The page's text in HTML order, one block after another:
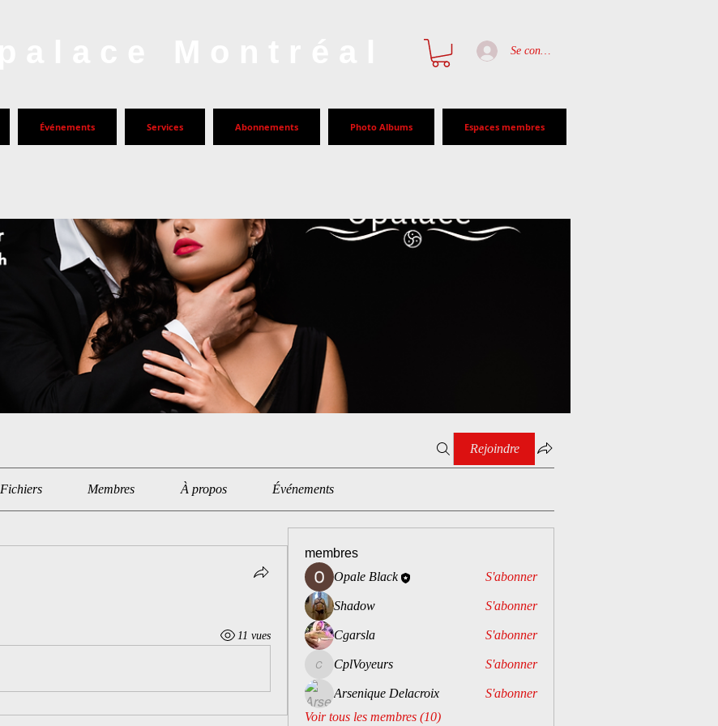
Se connecter
Événements Services Abonnements Photo Albums Espaces membres
Rejoindre
Fichiers Membres À propos Événements
11 vues
membres
Opale Black
S'abonner
Shadow S'abonner
Cgarsla S'abonner
CplVoyeurs
CplVoyeurs S'abonner
Arsenique Delacroix
S'abonner
Voir tous les membres (10)